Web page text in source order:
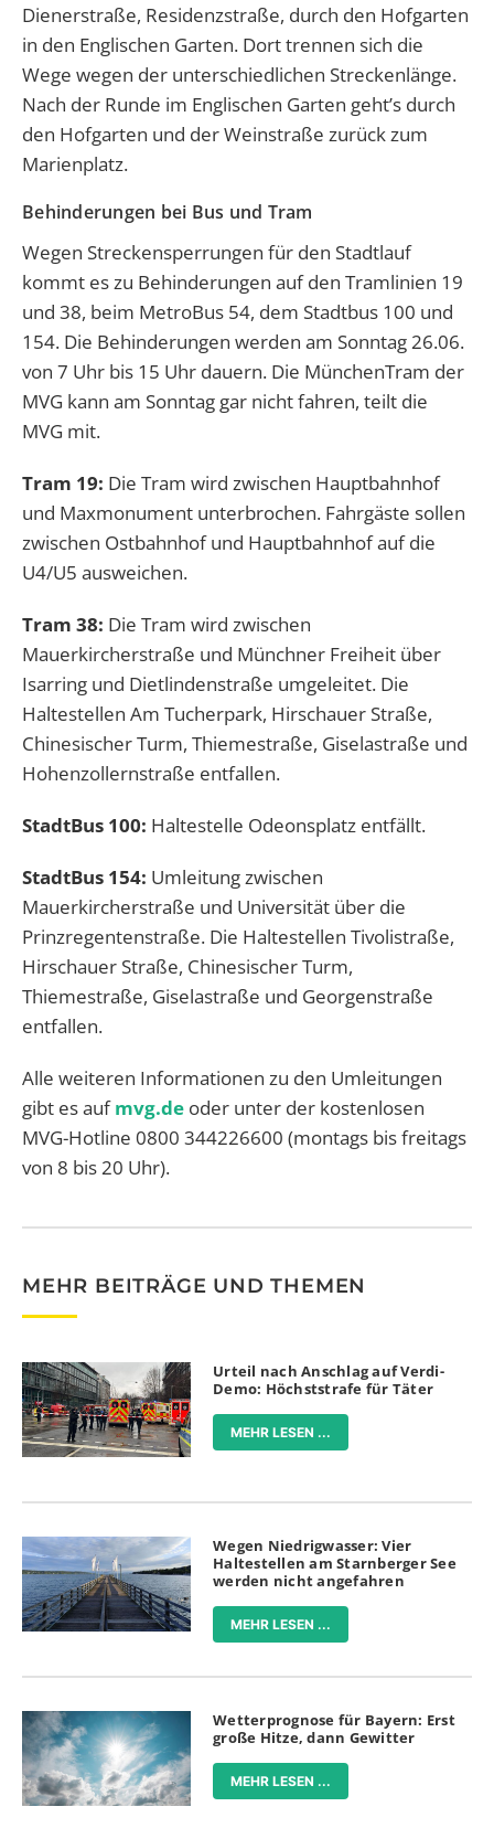
Dienerstraße, Residenzstraße, durch den Hofgarten
in den Englischen Garten. Dort trennen sich die
Wege wegen der unterschiedlichen Streckenlänge.
Nach der Runde im Englischen Garten geht’s durch
den Hofgarten und der Weinstraße zurück zum
Marienplatz.
Behinderungen bei Bus und Tram
Wegen Streckensperrungen für den Stadtlauf
kommt es zu Behinderungen auf den Tramlinien 19
und 38, beim MetroBus 54, dem Stadtbus 100 und
154. Die Behinderungen werden am Sonntag 26.06.
von 7 Uhr bis 15 Uhr dauern. Die MünchenTram der
MVG kann am Sonntag gar nicht fahren, teilt die
MVG mit.
Tram 19: Die Tram wird zwischen Hauptbahnhof
und Maxmonument unterbrochen. Fahrgäste sollen
zwischen Ostbahnhof und Hauptbahnhof auf die
U4/U5 ausweichen.
Tram 38: Die Tram wird zwischen
Mauerkircherstraße und Münchner Freiheit über
Isarring und Dietlindenstraße umgeleitet. Die
Haltestellen Am Tucherpark, Hirschauer Straße,
Chinesischer Turm, Thiemestraße, Giselastraße und
Hohenzollernstraße entfallen.
StadtBus 100: Haltestelle Odeonsplatz entfällt.
StadtBus 154: Umleitung zwischen
Mauerkircherstraße und Universität über die
Prinzregentenstraße. Die Haltestellen Tivolistraße,
Hirschauer Straße, Chinesischer Turm,
Thiemestraße, Giselastraße und Georgenstraße
entfallen.
Alle weiteren Informationen zu den Umleitungen
gibt es aufmvg.de oder unter der kostenlosen
MVG-Hotline 0800 344226600 (montags bis freitags
von 8 bis 20 Uhr).
MEHR BEITRÄGE UND THEMEN
Urteil nach Anschlag auf Verdi-
Demo: Höchststrafe für Täter
MEHR LESEN ...
Wegen Niedrigwasser: Vier
Haltestellen am Starnberger See
werden nicht angefahren
MEHR LESEN ...
Wetterprognose für Bayern: Erst
große Hitze, dann Gewitter
MEHR LESEN ...